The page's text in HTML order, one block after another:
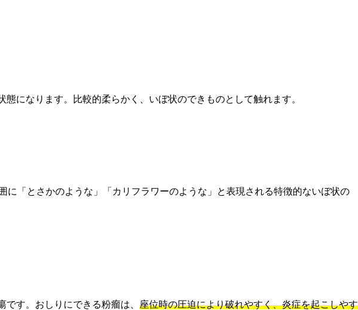
態になります。比較的柔らかく、いぼ状のできものとして触れます。
に「とさかのような」「カリフラワーのような」と表現される特徴的ないぼ状の
す。おしりにできる粉瘤は、 座位時の圧迫により破れやすく、炎症を起こしやす